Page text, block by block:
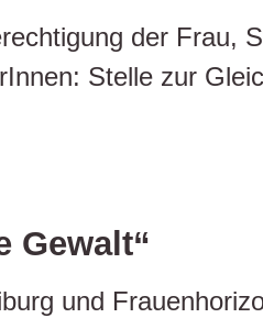
der Frau,
Stelle zur
Gewalt“
und